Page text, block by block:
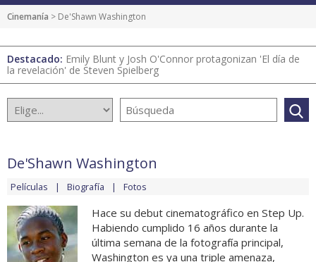
Cinemanía > De'Shawn Washington
Destacado: Emily Blunt y Josh O'Connor protagonizan 'El día de
la revelación' de Steven Spielberg
De'Shawn Washington
Películas Biografía Fotos
Hace su debut cinematográfico en Step Up.
Habiendo cumplido 16 años durante la
última semana de la fotografía principal,
Washington es ya una triple amenaza,